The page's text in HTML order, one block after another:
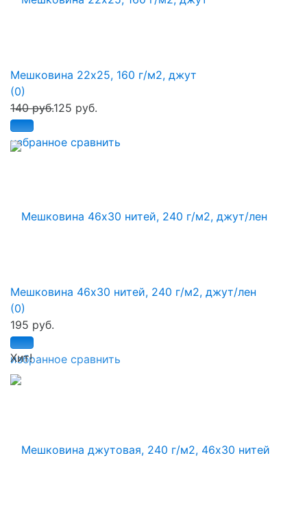
избранное сравнить
Мешковина 22х25, 160 г/м2, джут
(0)
140 руб.125 руб.
избранное сравнить
Мешковина 46х30 нитей, 240 г/м2, джут/лен
(0)
195 руб.
Хит!